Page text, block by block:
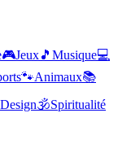
🎮Jeux🎵 Musique💻
🐾Animaux📚
Design🕉️Spiritualité